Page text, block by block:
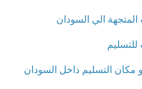
الي السودان
مكان التسليم داخل السودان